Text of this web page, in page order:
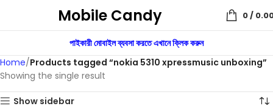
Mobile Candy 0/
পাইকারী মোবাইল ব্যবসা করতে এখানে ক্লিক করুন
Home Products tagged “nokia 5310 xpressmusic unboxing”
Showing the single result
Show sidebar